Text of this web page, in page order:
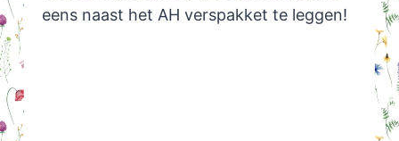
eens naast het AH verspakket te leggen!